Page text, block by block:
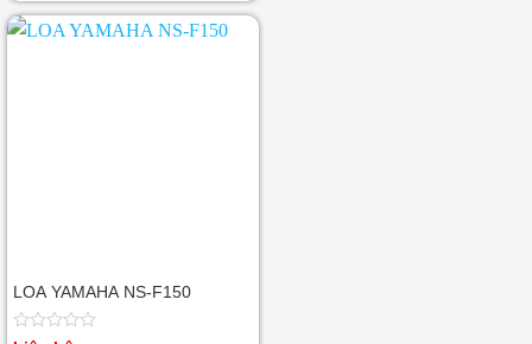
hạng
0
LOA YAMAHA NS-F150